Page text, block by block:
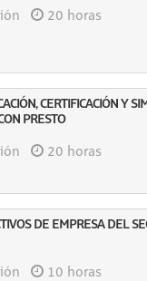
20 horas
CERTIFICACIÓN Y
PRESTO
20 horas
DE EMPRESA DEL
10 horas